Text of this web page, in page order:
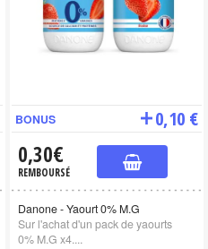
BONUS 0,10 €
0,30€
REMBOURSÉ
Danone - Yaourt 0% M.G
Sur l'achat d'un pack de yaourts
0% M.G x4....